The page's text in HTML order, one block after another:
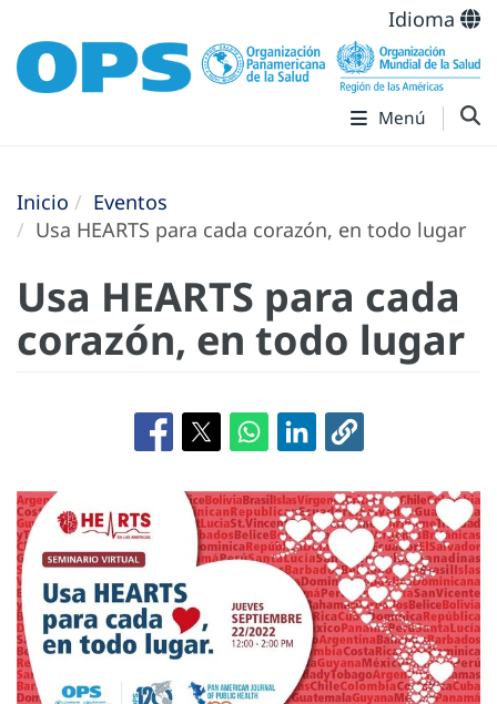
Idioma
Menú
Inicio
Eventos
Usa HEARTS para cada corazón, en todo lugar
Usa HEARTS para cada
corazón, en todo lugar